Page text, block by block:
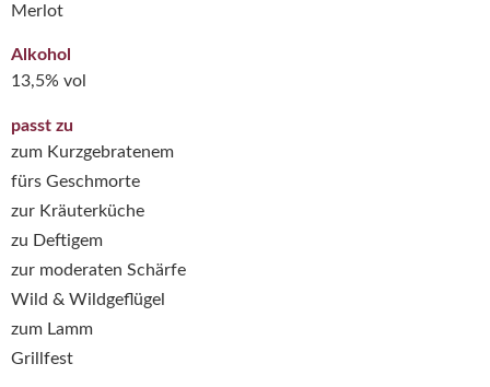
Merlot
Alkohol
13,5% vol
passt zu
zum Kurzgebratenem
fürs Geschmorte
zur Kräuterküche
zu Deftigem
zur moderaten Schärfe
Wild & Wildgeflügel
zum Lamm
Grillfest